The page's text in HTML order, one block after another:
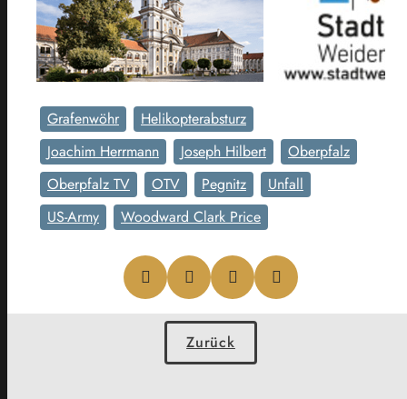
Grafenwöhr
Helikopterabsturz
Joachim Herrmann
Joseph Hilbert
Oberpfalz
Oberpfalz TV
OTV Pegnitz
Unfall
US-Army
Woodward Clark Price
Zurück